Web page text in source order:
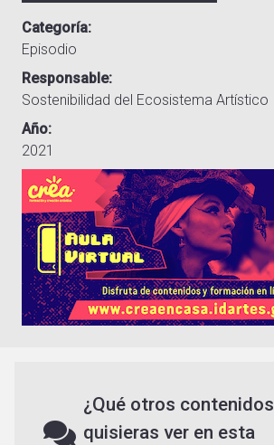
Categoría
Episodio
Responsable
Sostenibilidad del Ecosistema Artístico
Año
2021
¿Qué otros contenidos
quisieras ver en esta